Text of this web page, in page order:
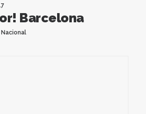
Barcelona
Nacional